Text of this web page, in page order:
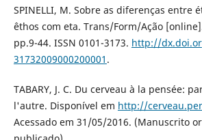
SPINELLI, M. Sobre as diferenças entre
êthos com eta. Trans/Form/Ação
pp.9-44. ISSN 0101-3173. http://
31732009000200001 .
TABARY, J. C. Du cerveau à la pensée:
l'autre. Disponível em http://
Acessado em 31/05/2016. (Manuscrito